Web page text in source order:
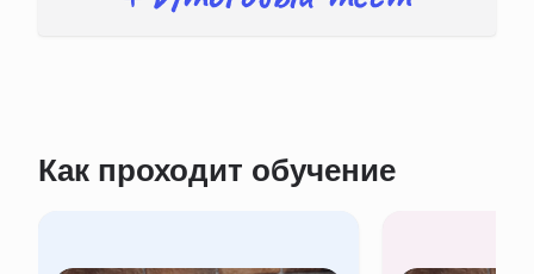
Как проходит обучение